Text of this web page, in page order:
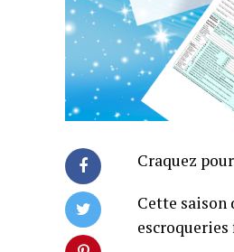
Craquez
Cette saison
escroqueries